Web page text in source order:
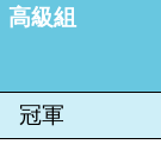
高級組
冠軍